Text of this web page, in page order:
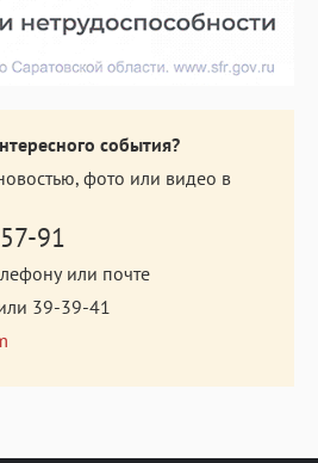
события?
фото или видео в
91
или почте
39-39-41